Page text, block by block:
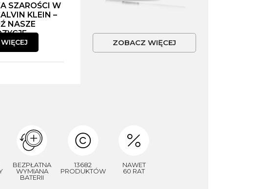
SZAROŚCI W
KLEIN –
NASZE
ZOBACZ WIĘCEJ
BEZPŁATNA
WYMIANA
BATERII
13682
PRODUKTÓW
NAWET
60 RAT